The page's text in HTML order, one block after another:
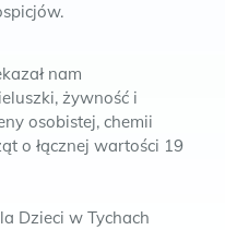
nam
żywność i
osobistej, chemii
o łącznej wartości 19
Dzieci w Tychach